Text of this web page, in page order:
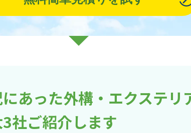
あった外構・エクステリ
社ご紹介します